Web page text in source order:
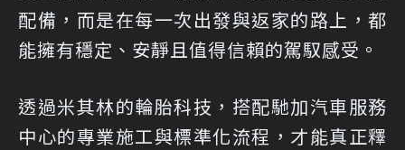
配備，而是在每一次出發與返家的路上，都
能擁有穩定、安靜且值得信賴的駕馭感受。
透過米其林的輪胎科技，搭配馳加汽車服務
中心的專業施工與標準化流程，才能真正釋